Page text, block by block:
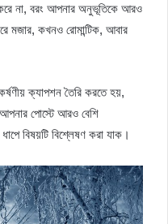
না, বরং আপনার অনুভূতিকে আরও
মজার, কখনও রোমান্টিক, আবার
ক্যাপশন তৈরি করতে হয়,
পোস্টে আরও বেশি
বিষয়টি বিশ্লেষণ করা যাক।